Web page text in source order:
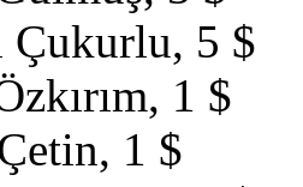
Çukurlu, 5 $
1 $
1 $